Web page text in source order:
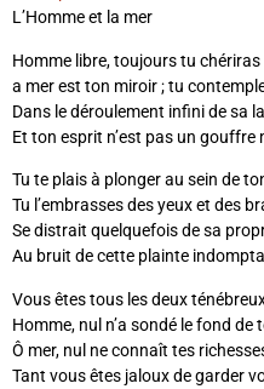
L’Homme et la mer
Homme libre, toujours tu chériras
a mer est ton miroir ; tu
Dans le déroulement infini de sa
Et ton esprit n’est pas un gouffre
Tu te plais à plonger au sein de
Tu l’embrasses des yeux et des
Se distrait quelquefois de sa
Au bruit de cette plainte
Vous êtes tous les deux
Homme, nul n’a sondé le fond de
Ô mer, nul ne connaît tes
Tant vous êtes jaloux de garder